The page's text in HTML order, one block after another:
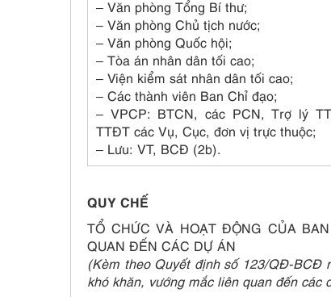
– Văn phòng Tổng Bí thư;
– Văn phòng Chủ tịch nước;
– Văn phòng Quốc hội;
– Tòa án nhân dân tối cao;
– Viện kiểm sát nhân dân tối cao;
– Các thành viên Ban Chỉ đạo;
– VPCP: BTCN, các PCN, Trợ lý
TTĐT các Vụ, Cục, đơn vị trực thuộc;
– Lưu: VT, BCĐ (2b).
QUY CHẾ
TỔ CHỨC VÀ HOẠT ĐỘNG CỦA
QUAN ĐẾN CÁC DỰ ÁN
(Kèm theo Quyết định số 123/QĐ-BCĐ
khó khăn, vướng mắc liên quan đến các